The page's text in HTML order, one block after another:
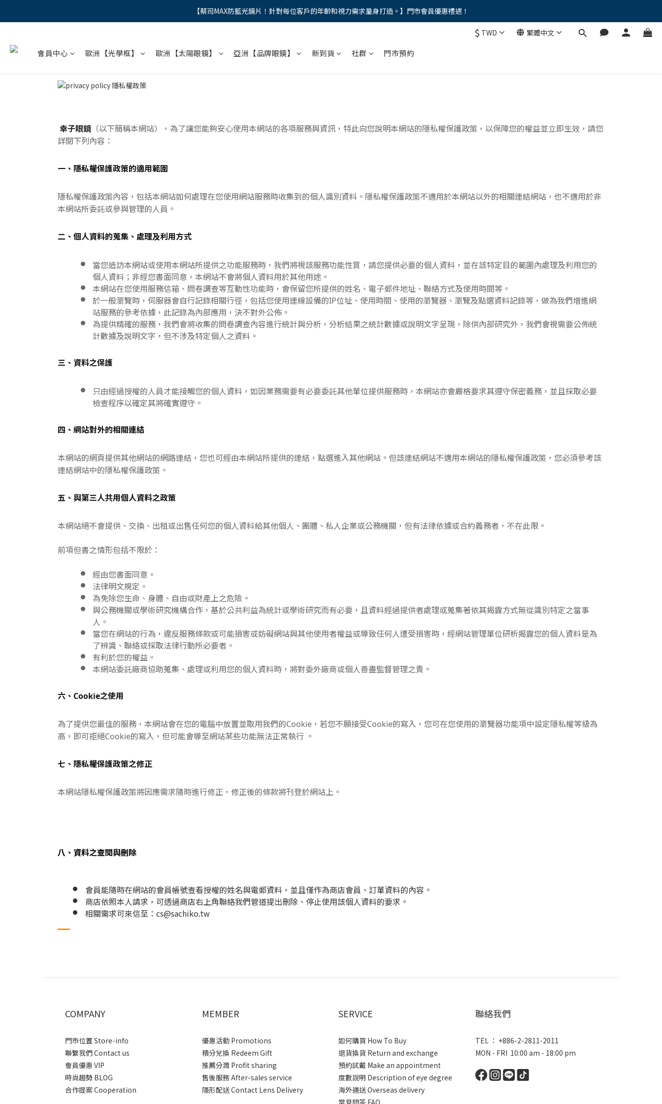
"馬年新章續寫，視界品味進階，限時禮遇 9 折無上限，12期分期免手續費。。
【蔡司MAX防藍光鏡片！針對每位客戶的年齡和視力需求量身打造。】門市會員優惠禮遇！
$ TWD 繁體中文
會員中心 歐洲【光學框】 歐洲【太陽眼鏡】 亞洲【品牌眼鏡】 新到貨 社群 門市預約
幸子眼鏡 （以下簡稱本網站），為了讓您能夠安心使用本網站的各項服務與資訊，特此向您說明本網站的隱私權保護政策，以保障您的權益並立即生效，請您
詳閱下列內容：
一、隱私權保護政策的適用範圍
隱私權保護政策內容，包括本網站如何處理在您使用網站服務時收集到的個人識別資料。隱私權保護政策不適用於本網站以外的相關連結網站，也不適用於非
本網站所委託或參與管理的人員。
二、個人資料的蒐集、處理及利用方式
當您造訪本網站或使用本網站所提供之功能服務時，我們將視該服務功能性質，請您提供必要的個人資料，並在該特定目的範圍內處理及利用您的
個人資料；非經您書面同意，本網站不會將個人資料用於其他用途。
本網站在您使用服務信箱、問卷調查等互動性功能時，會保留您所提供的姓名、電子郵件地址、聯絡方式及使用時間等。
於一般瀏覽時，伺服器會自行記錄相關行徑，包括您使用連線設備的IP位址、使用時間、使用的瀏覽器、瀏覽及點選資料記錄等，做為我們增進網
站服務的參考依據，此記錄為內部應用，決不對外公佈。
為提供精確的服務，我們會將收集的問卷調查內容進行統計與分析，分析結果之統計數據或說明文字呈現，除供內部研究外，我們會視需要公佈統
計數據及說明文字，但不涉及特定個人之資料。
三、資料之保護
只由經過授權的人員才能接觸您的個人資料，如因業務需要有必要委託其他單位提供服務時，本網站亦會嚴格要求其遵守保密義務，並且採取必要
檢查程序以確定其將確實遵守。
四、網站對外的相關連結
本網站的網頁提供其他網站的網路連結，您也可經由本網站所提供的連結，點選進入其他網站。但該連結網站不適用本網站的隱私權保護政策，您必須參考該
連結網站中的隱私權保護政策。
五、與第三人共用個人資料之政策
本網站絕不會提供、交換、出租或出售任何您的個人資料給其他個人、團體、私人企業或公務機關，但有法律依據或合約義務者，不在此限。
前項但書之情形包括不限於：
經由您書面同意。
法律明文規定。
為免除您生命、身體、自由或財產上之危險。
與公務機關或學術研究機構合作，基於公共利益為統計或學術研究而有必要，且資料經過提供者處理或蒐集著依其揭露方式無從識別特定之當事
人。
當您在網站的行為，違反服務條款或可能損害或妨礙網站與其他使用者權益或導致任何人遭受損害時，經網站管理單位研析揭露您的個人資料是為
了辨識、聯絡或採取法律行動所必要者。
有利於您的權益。
本網站委託廠商協助蒐集、處理或利用您的個人資料時，將對委外廠商或個人善盡監督管理之責。
六、Cookie之使用
為了提供您最佳的服務，本網站會在您的電腦中放置並取用我們的Cookie，若您不願接受Cookie的寫入，您可在您使用的瀏覽器功能項中設定隱私權等級為
高，即可拒絕Cookie的寫入，但可能會導至網站某些功能無法正常執行 。
七、隱私權保護政策之修正
本網站隱私權保護政策將因應需求隨時進行修正，修正後的條款將刊登於網站上。
八、資料之查閱與刪除
會員能隨時在網站的會員帳號查看授權的姓名與電郵資料，並且僅作為商店會員、訂單資料的內容。
商店依照本人請求，可透過商店右上角聯絡我們管道提出刪除、停止使用該個人資料的要求。
相關需求可來信至：cs@sachiko.tw
COMPANY
門市位置 Store-info
聯繫我們 Contact us
會員優惠 VIP
時尚趨勢 BLOG
合作提案 Cooperation
MEMBER
優惠活動 Promotions
積分兌換 Redeem Gift
推薦分潤 Profit sharing
售後服務 After-sales service
隱形配送 Contact Lens Delivery
SERVICE
如何購買 How To Buy
退貨換貨 Return and exchange
預約試戴 Make an appointment
度數說明 Description of eye degree
海外運送 Overseas delivery
常見問答 FAQ
聯絡我們
TEL ： +886-2-2811-2011
MON - FRI 10:00 am - 18:00 pm